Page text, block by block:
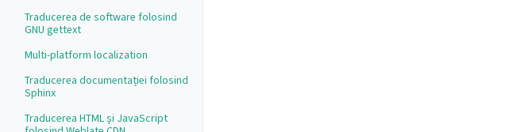
Traducerea de software folosind
GNU gettext
Multi-platform localization
Traducerea documentației folosind
Sphinx
Traducerea HTML și JavaScript